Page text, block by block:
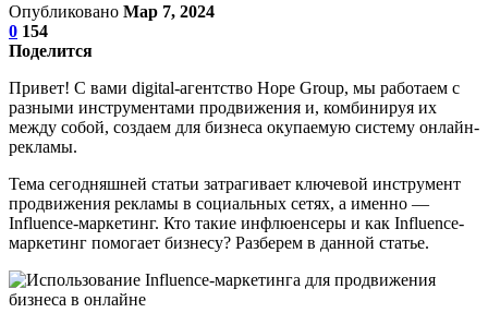
Опубликовано Мар 7, 2024
0 154
Поделится
Привет! С вами digital-агентство Hope Group, мы работаем с
разными инструментами продвижения и, комбинируя их
между собой, создаем для бизнеса окупаемую систему онлайн-
рекламы.
Тема сегодняшней статьи затрагивает ключевой инструмент
продвижения рекламы в социальных сетях, а именно —
Influence-маркетинг. Кто такие инфлюенсеры и как Influence-
маркетинг помогает бизнесу? Разберем в данной статье.